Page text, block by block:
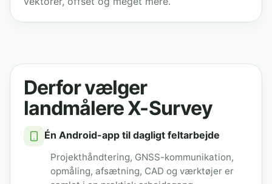
Derfor vælger
landmålere X-Survey
Én Android-app til dagligt feltarbejde
Projekthåndtering, GNSS-kommunikation,
opmåling, afsætning, CAD og værktøjer er